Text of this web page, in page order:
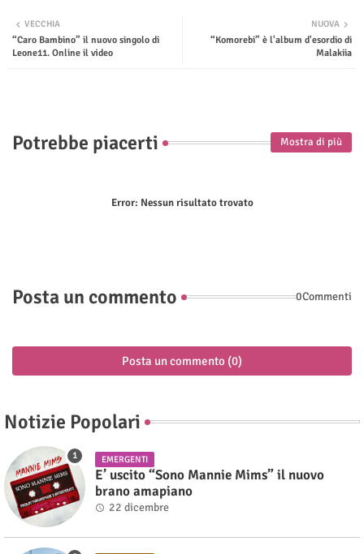
ter
NUOVA
“Komorebi” è l'album d'esordio di
Malakiia
VECCHIA
“Caro Bambino” il nuovo singolo di
Leone11. Online il video
Potrebbe piacerti Mostra di più
Error: Nessun risultato trovato
Posta un commento 0Commenti
Posta un commento (0)
Notizie Popolari
EMERGENTI
E’ uscito “Sono Mannie Mims” il nuovo
brano amapiano
22 dicembre